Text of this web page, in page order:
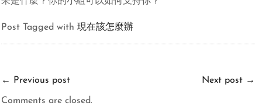
Post Tagged with現在該怎麼辦
← Previous post Next post →
Comments are closed.